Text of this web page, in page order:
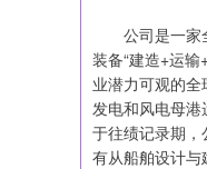
公司是一家全
装备“建造+运
业潜力可观的
发电和风电母港
于往绩记录期
有从船舶设计